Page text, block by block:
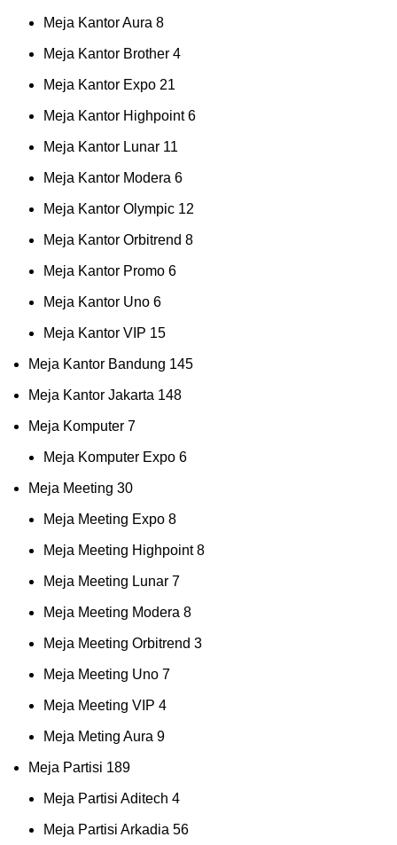
Meja Kantor Aura 8
Meja Kantor Brother 4
Meja Kantor Expo 21
Meja Kantor Highpoint 6
Meja Kantor Lunar 11
Meja Kantor Modera 6
Meja Kantor Olympic 12
Meja Kantor Orbitrend 8
Meja Kantor Promo 6
Meja Kantor Uno 6
Meja Kantor VIP 15
Meja Kantor Bandung 145
Meja Kantor Jakarta 148
Meja Komputer 7
Meja Komputer Expo 6
Meja Meeting 30
Meja Meeting Expo 8
Meja Meeting Highpoint 8
Meja Meeting Lunar 7
Meja Meeting Modera 8
Meja Meeting Orbitrend 3
Meja Meeting Uno 7
Meja Meeting VIP 4
Meja Meting Aura 9
Meja Partisi 189
Meja Partisi Aditech 4
Meja Partisi Arkadia 56